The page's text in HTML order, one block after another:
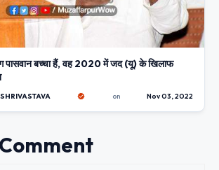
पासवान बच्चा हैं, वह 2020 में जद (यू) के खिलाफ
on Nov 03, 2022